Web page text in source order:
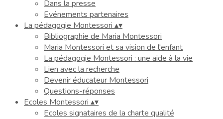
Dans la presse
Evénements partenaires
La pédagogie Montessori ▴▾
Bibliographie de Maria Montessori
Maria Montessori et sa vision de l'enfant
La pédagogie Montessori : une aide à la vie
Lien avec la recherche
Devenir éducateur Montessori
Questions-réponses
Ecoles Montessori ▴▾
Ecoles signataires de la charte qualité